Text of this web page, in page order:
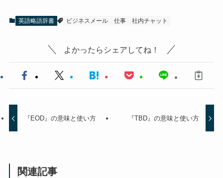
英語略語辞書 ビジネスメール 仕事 社内チャット
よかったらシェアしてね！
『EOD』の意味と使い方 『TBD』の意味と使い方
関連記事